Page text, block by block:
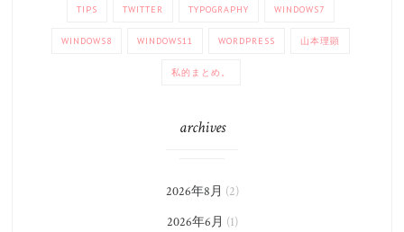
TIPS TWITTER TYPOGRAPHY WINDOWS7
WINDOWS8 WINDOWS11 WORDPRESS 山本理顕
私的まとめ。
archives
2026年8月 (2)
2026年6月 (1)